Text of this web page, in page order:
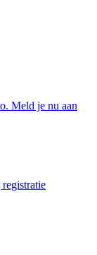
Meld je nu aan